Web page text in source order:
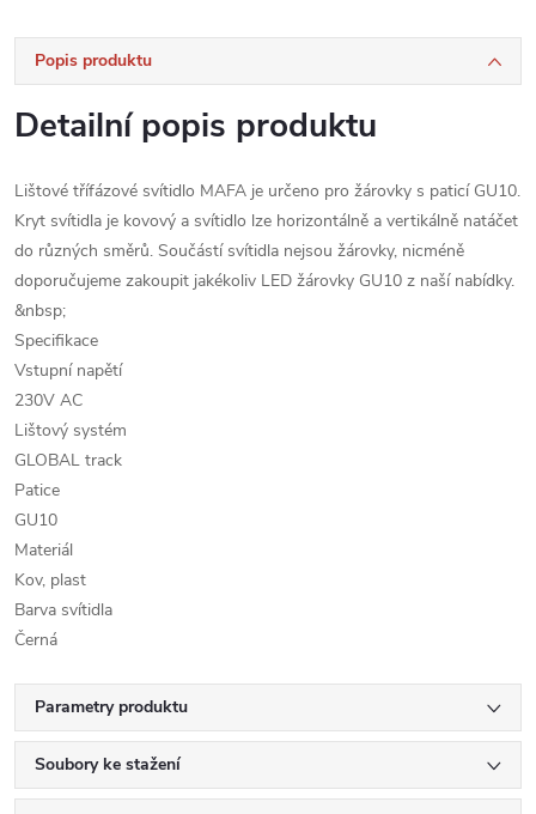
Popis produktu
Detailní popis produktu
Lištové třífázové svítidlo MAFA je určeno pro žárovky s paticí GU10.
Kryt svítidla je kovový a svítidlo lze horizontálně a vertikálně natáčet
do různých směrů. Součástí svítidla nejsou žárovky, nicméně
doporučujeme zakoupit jakékoliv LED žárovky GU10 z naší nabídky.
&nbsp;
Specifikace
Vstupní napětí
230V AC
Lištový systém
GLOBAL track
Patice
GU10
Materiál
Kov, plast
Barva svítidla
Černá
Parametry produktu
Soubory ke stažení